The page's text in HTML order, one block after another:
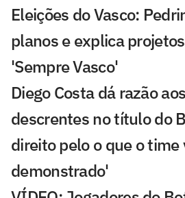
Eleições do Vasco:
planos e explica
'Sempre Vasco'
Diego Costa dá razão
descrentes no título do
direito pelo o que o time
demonstrado'